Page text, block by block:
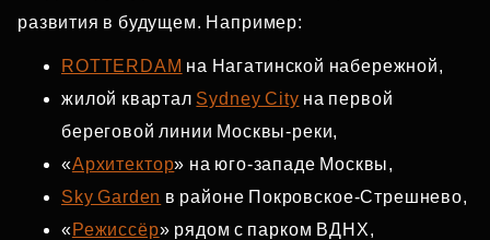
развития в будущем. Например:
ROTTERDAM на Нагатинской набережной,
жилой квартал Sydney City на первой
береговой линии Москвы‑реки,
«Архитектор» на юго‑западе Москвы,
Sky Garden в районе Покровское‑Стрешнево,
«Режиссёр» рядом с парком ВДНХ,